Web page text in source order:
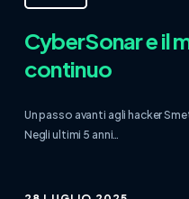
CyberSonar e il
continuo
Un passo avanti agli hacker
Negli ultimi 5 anni…